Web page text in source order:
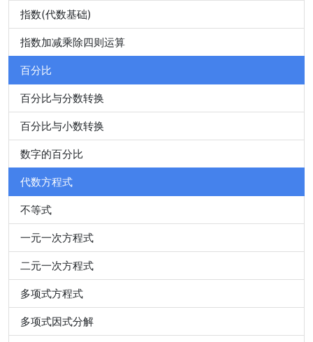
指数(代数基础)
指数加减乘除四则运算
百分比
百分比与分数转换
百分比与小数转换
数字的百分比
代数方程式
不等式
一元一次方程式
二元一次方程式
多项式方程式
多项式因式分解